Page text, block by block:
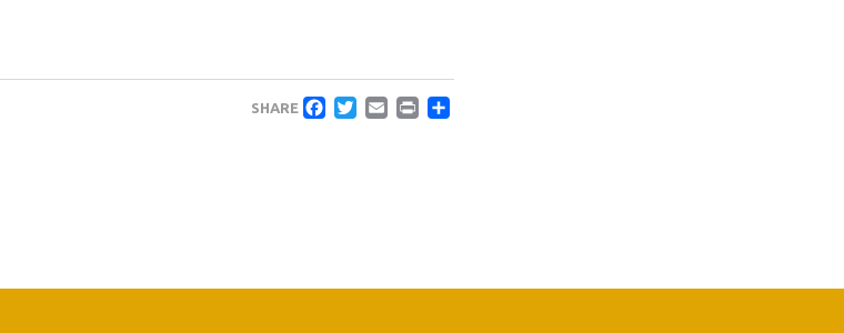
SHARE Facebook
Twitter
Email
Print